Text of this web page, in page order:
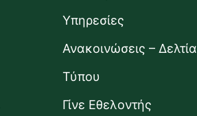
Υπηρεσίες
Ανακοινώσεις – Δελτία
Τύπου
Γίνε Εθελοντής